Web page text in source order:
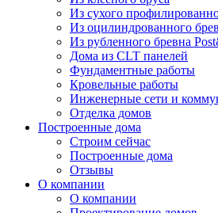
Из сухого
Из оцилиндрованного
Из рубленного бревна
Дома из CLT панелей
Фундаментные работы
Кровельные работы
Инженерные сети и
Отделка домов
Построенные дома
Строим сейчас
Построенные дома
Отзывы
О компании
О компании